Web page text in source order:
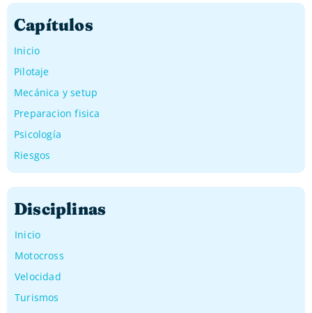
Capítulos
Inicio
Pilotaje
Mecánica y setup
Preparacion fisica
Psicología
Riesgos
Disciplinas
Inicio
Motocross
Velocidad
Turismos